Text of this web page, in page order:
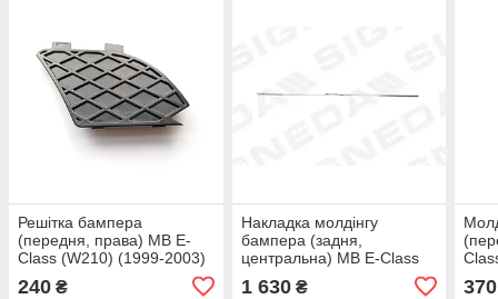
Решітка бампера
(передня, права) MB E-
Class (W210) (1999-2003)
240 ₴
Накладка молдінгу
бампера (задня,
центральна) MB E-Class
1 630₴ 370